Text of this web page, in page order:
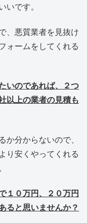
いです。
、悪質業者を見抜け
ォームをしてくれる
いのであれば、２つ
以上の業者の見積も
か分からないので、
り安くやってくれる
１０万円、２０万円
ると思いませんか？